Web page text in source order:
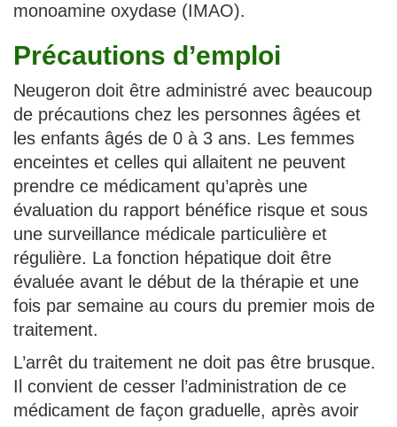
monoamine oxydase (IMAO).
Précautions d’emploi
Neugeron doit être administré avec beaucoup
de précautions chez les personnes âgées et
les enfants âgés de 0 à 3 ans. Les femmes
enceintes et celles qui allaitent ne peuvent
prendre ce médicament qu’après une
évaluation du rapport bénéfice risque et sous
une surveillance médicale particulière et
régulière. La fonction hépatique doit être
évaluée avant le début de la thérapie et une
fois par semaine au cours du premier mois de
traitement.
L’arrêt du traitement ne doit pas être brusque.
Il convient de cesser l’administration de ce
médicament de façon graduelle, après avoir